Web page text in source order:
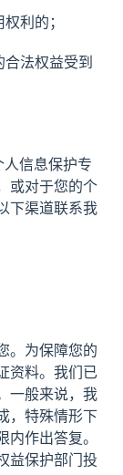
利的；
法权益受到
信息保护专
或对于您的个
下渠道联系我
。为保障您的
资料。我们已
一般来说，我
，特殊情形下
作出答复。
益保护部门投